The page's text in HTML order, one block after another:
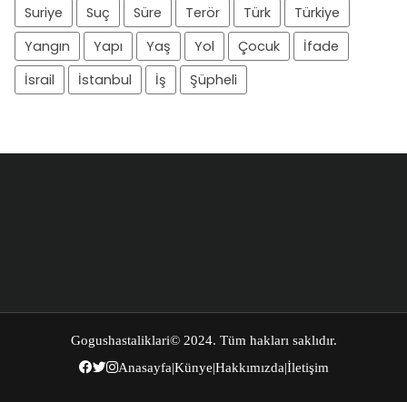
Suriye
Suç Süre Terör Türk
Türkiye
Yangın
Yapı Yaş Yol Çocuk
İfade
İsrail
İstanbul İş Şüpheli
Gogushastaliklari© 2024. Tüm hakları saklıdır.
Anasayfa|Künye|Hakkımızda|İletişim